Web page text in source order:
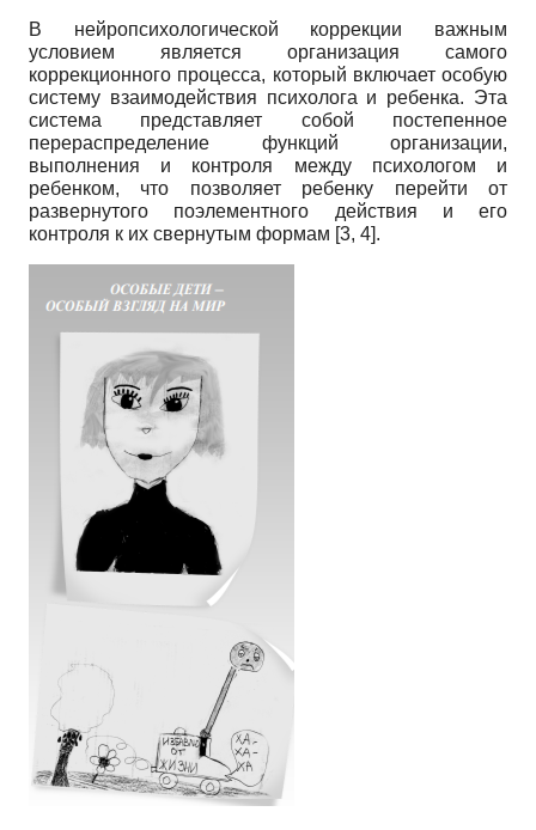
В нейропсихологической коррекции важным
условием является организация самого
коррекционного процесса, который включает особую
систему взаимодействия психолога и ребенка. Эта
система представляет собой постепенное
перераспределение функций организации,
выполнения и контроля между психологом и
ребенком, что позволяет ребенку перейти от
развернутого поэлементного действия и его
контроля к их свернутым формам [3, 4].